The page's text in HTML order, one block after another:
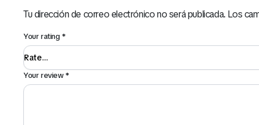
Tu dirección de correo electrónico no será publicada. Los
Your rating*
Your review*